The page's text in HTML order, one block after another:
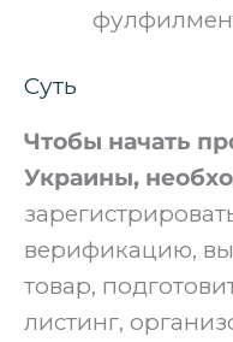
Суть
Чтобы начать
Украины,
верификацию,
товар,
листинг,